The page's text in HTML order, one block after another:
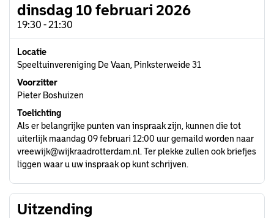
dinsdag 10 februari 2026
19:30 - 21:30
Locatie
Speeltuinvereniging De Vaan, Pinksterweide 31
Voorzitter
Pieter Boshuizen
Toelichting
Als er belangrijke punten van inspraak zijn, kunnen die tot
uiterlijk maandag 09 februari 12:00 uur gemaild worden naar
vreewijk@wijkraadrotterdam.nl. Ter plekke zullen ook briefjes
liggen waar u uw inspraak op kunt schrijven.
Uitzending